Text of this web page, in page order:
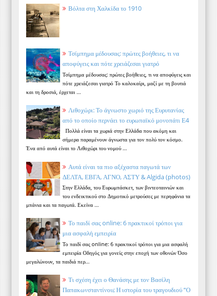
Βόλτα στη Χαλκίδα το 1910
Τσίμπημα μέδουσας: πρώτες βοήθειες, τι να
αποφύγεις και πότε χρειάζεσαι γιατρό
Τσίμπημα μέδουσας: πρώτες βοήθειες, τι να αποφύγεις και
πότε χρειάζεσαι γιατρό Το καλοκαίρι, μαζί με τη βουτιά
και τη δροσιά, έρχεται ...
Λιθοχώρι: Το άγνωστο χωριό της Ευρυτανίας
από το οποίο περνάει το ευρωπαϊκό μονοπάτι Ε4
Πολλά είναι τα χωριά στην Ελλάδα που ακόμη και
σήμερα παραμένουν άγνωστα για τον πολύ τον κόσμο.
Ένα από αυτά είναι το Λιθοχώρι του νομού ...
Αυτά είναι τα πιο αξέχαστα παγωτά των
ΔΕΛΤΑ, ΕΒΓΑ, ΑΓΝΟ, ΑΣΤΥ & Algida (photos)
Στην Ελλάδα, του Ευρωμπάσκετ, των βιντεοταινιών και
του ενδεικτικού στο Δημοτικό μετρούσες με περηφάνια τα
μπάνια και τα παγωτά. Εκείνα ...
Το παιδί σας online: 6 πρακτικοί τρόποι για
μια ασφαλή εμπειρία
Το παιδί σας online: 6 πρακτικοί τρόποι για μια ασφαλή
εμπειρία Οδηγός για γονείς στην εποχή των οθονών Όσο
μεγαλώνουν, τα παιδιά περ...
Τι σχέση έχει ο Θανάσης με τον Βασίλη
Παπακωνσταντίνου; Η ιστορία του τραγουδιού “Ο